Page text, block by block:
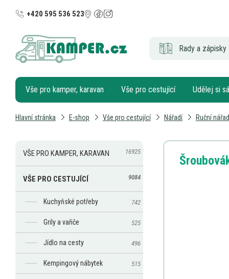
+420 595 536 523
Rady a
Vše pro kamper, karavan Vše pro cestující Udělej si
Hlavní stránka E-shop Vše pro cestující Nářadí Ruční
VŠE PRO KAMPER, KARAVAN 16925
VŠE PRO CESTUJÍCÍ 9084
Kuchyňské potřeby 742
Grily a vařiče 525
Jídlo na cesty 496
Kempingový nábytek 515